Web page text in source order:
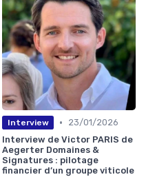
Interview •
23/01/2026
Interview de Victor PARIS de
Aegerter Domaines &
Signatures : pilotage
financier d’un groupe viticole